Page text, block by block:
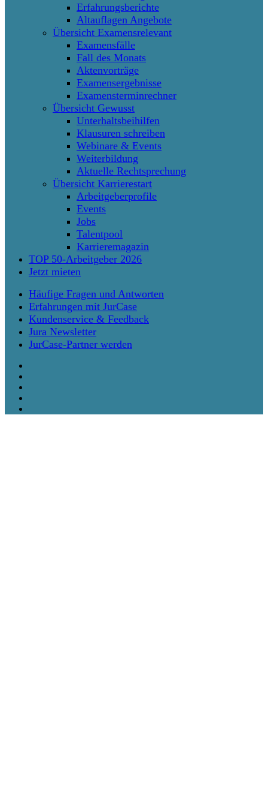
Erfahrungsberichte
Altauflagen Angebote
Übersicht Examensrelevant
Examensfälle
Fall des Monats
Aktenvorträge
Examensergebnisse
Examensterminrechner
Übersicht Gewusst
Unterhaltsbeihilfen
Klausuren schreiben
Webinare & Events
Weiterbildung
Aktuelle Rechtsprechung
Übersicht Karrierestart
Arbeitgeberprofile
Events
Jobs
Talentpool
Karrieremagazin
TOP 50-Arbeitgeber 2026
Jetzt mieten
Häufige Fragen und Antworten
Erfahrungen mit JurCase
Kundenservice & Feedback
Jura Newsletter
JurCase-Partner werden